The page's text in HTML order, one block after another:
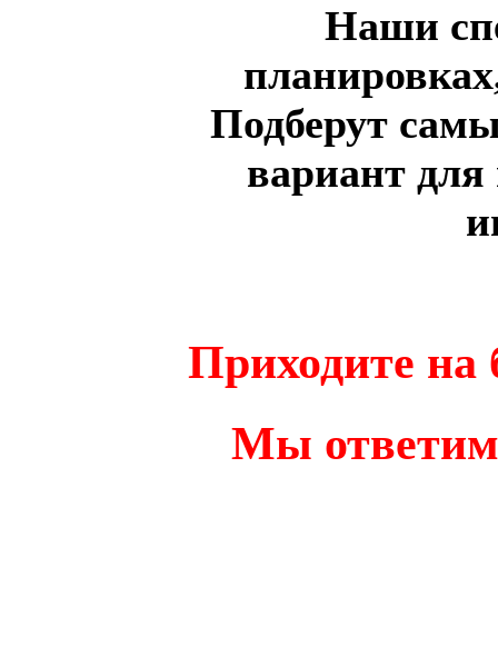
Наши
Подберут
вариант
Приходите на
Мы